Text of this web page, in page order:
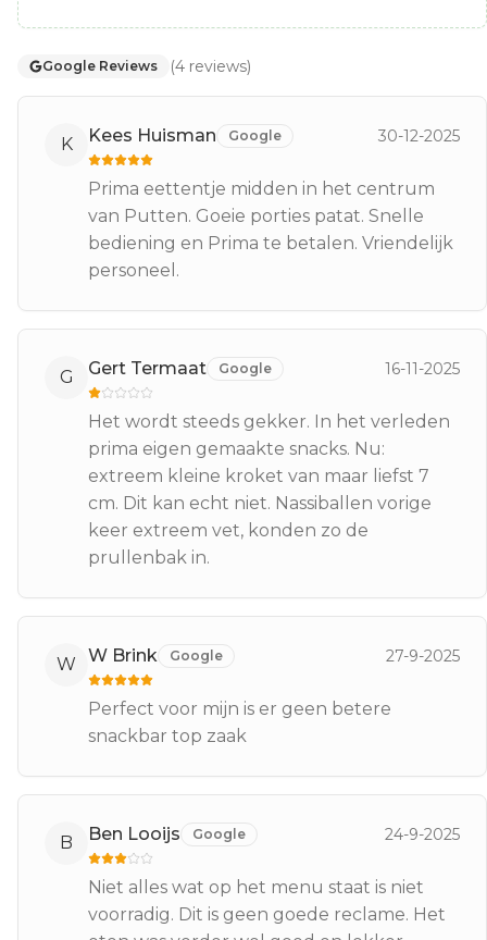
Google Reviews (4 reviews)
K Kees Huisman Google 30-12-2025
Prima eettentje midden in het centrum
van Putten. Goeie porties patat. Snelle
bediening en Prima te betalen. Vriendelijk
personeel.
G Gert Termaat Google 16-11-2025
Het wordt steeds gekker. In het verleden
prima eigen gemaakte snacks. Nu:
extreem kleine kroket van maar liefst 7
cm. Dit kan echt niet. Nassiballen vorige
keer extreem vet, konden zo de
prullenbak in.
W W Brink Google 27-9-2025
Perfect voor mijn is er geen betere
snackbar top zaak
B Ben Looijs Google 24-9-2025
Niet alles wat op het menu staat is niet
voorradig. Dit is geen goede reclame. Het